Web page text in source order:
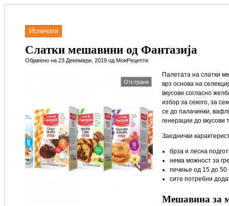
Испечати
Слатки мешавини од Фантазија
Објавено на 23 Декември, 2019 од МоиРецепти
Отстрани
Палетата на слатки
врз основа на
вкусови согласно
избор за секого, за
се до палачинки,
генерации до вкусови
Заеднички
брза и лесна
нема можност за
печење од 15 до 50
сите потребни
Мешавина за